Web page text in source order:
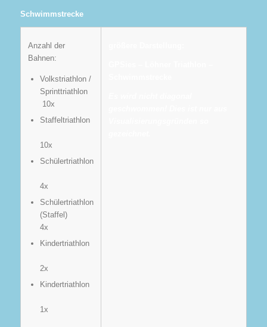
Schwimmstrecke
Anzahl der
Bahnen:
Volkstriathlon /
Sprinttriathlon
10x
Staffeltriathlon
10x
Schülertriathlon
4x
Schülertriathlon
(Staffel)
4x
Kindertriathlon
2x
Kindertriathlon
1x